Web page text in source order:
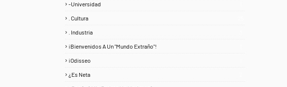
-Universidad
. Cultura
. Industria
¡Bienvenidos A Un "Mundo Extraño"!
¡Odisseo
¿Es Neta